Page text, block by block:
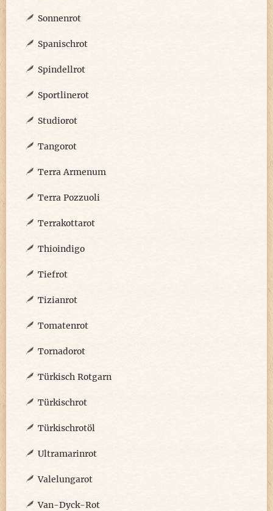
Sonnenrot
Spanischrot
Spindellrot
Sportlinerot
Studiorot
Tangorot
Terra Armenum
Terra Pozzuoli
Terrakottarot
Thioindigo
Tiefrot
Tizianrot
Tomatenrot
Tornadorot
Türkisch Rotgarn
Türkischrot
Türkischrotöl
Ultramarinrot
Valelungarot
Van-Dyck-Rot